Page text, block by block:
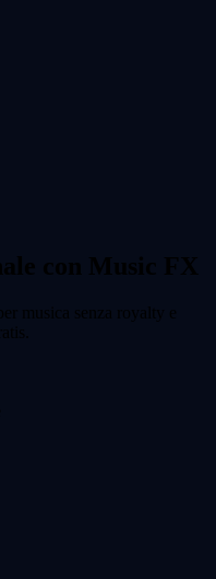
con Music FX
musica senza royalty e